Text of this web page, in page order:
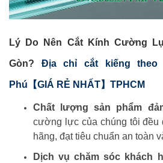
Lý Do Nên Cắt Kính Cường
Gòn? Địa chỉ cắt kiếng theo
Phú【GIÁ RẺ NHẤT】TPHCM
Chất lượng sản phẩm
cường lực của chúng tôi đều
hãng, đạt tiêu chuẩn an toàn
Dịch vụ chăm sóc khách